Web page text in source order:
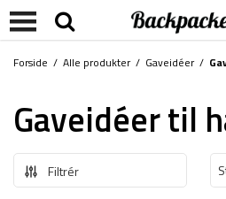
Forside / Alle produkter/ Gaveidéer/
Gaveidéer til
Filtrér